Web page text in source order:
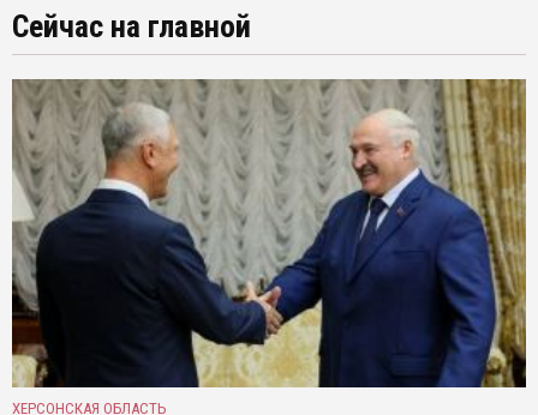
Сейчас на главной
ХЕРСОНСКАЯ ОБЛАСТЬ